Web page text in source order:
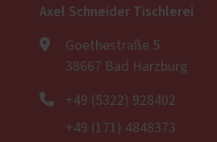
Axel Schneider Tischlerei
Goethestraße 5
38667 Bad Harzburg
+49 (5322) 928402
+49 (171) 4848373